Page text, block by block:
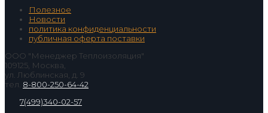
Полезное
Новости
политика конфиденциальности
публичная оферта поставки
ООО "Менеджер Теплоизоляция"
109125, Москва,
ул. Люблинская, д. 9
тел. 8-800-250-64-42
7(499)340-02-57